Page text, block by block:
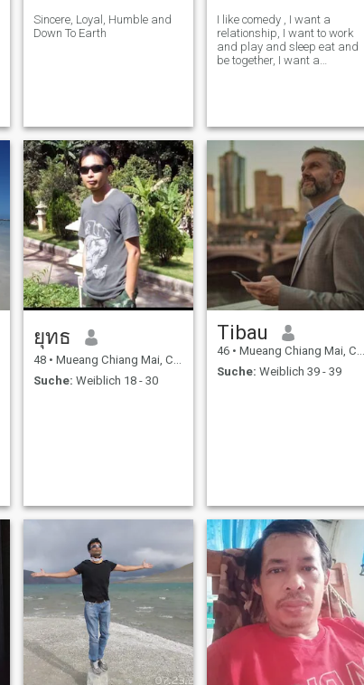
Sincere, Loyal, Humble and
Down To Earth
I like comedy , I want a
relationship, I want to work
and play and sleep eat and
be together, I want a
ยุทธ
48 • Mueang Chiang Mai, Chiang Mai, Thailand
Suche: Weiblich 18 - 30
Tibau
46 • Mueang Chiang Mai, Chiang Mai, Thailand
Suche: Weiblich 39 - 39